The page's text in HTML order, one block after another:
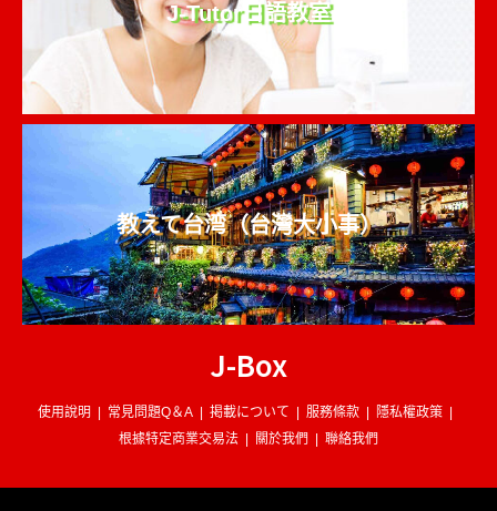
J-Tutor日語教室
教えて台湾（台灣大小事）
J-Box
使用說明 常見問題Q＆A 掲載について 服務條款
隱私權政策
根據特定商業交易法
關於我們 聯絡我們